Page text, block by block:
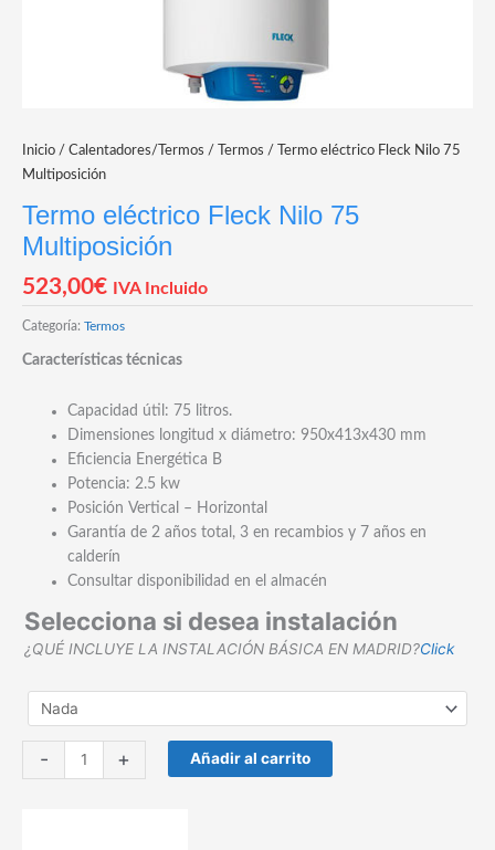
Inicio / Calentadores/Termos / Termos / Termo eléctrico Fleck Nilo 75
Multiposición
Termo eléctrico Fleck Nilo 75
Multiposición
523,00€ IVA Incluido
Categoría: Termos
Características técnicas
Capacidad útil: 75 litros.
Dimensiones longitud x diámetro: 950x413x430 mm
Eficiencia Energética B
Potencia: 2.5 kw
Posición Vertical – Horizontal
Garantía de 2 años total, 3 en recambios y 7 años en
calderín
Consultar disponibilidad en el almacén
Selecciona si desea instalación
¿QUÉ INCLUYE LA INSTALACIÓN BÁSICA EN MADRID?Click
-
eléctrico
+ Añadir al carrito